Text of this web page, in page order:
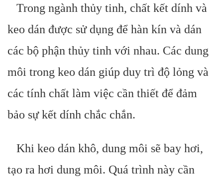
Trong ngành thủy tinh, chất kết dính và
keo dán được sử dụng để hàn kín và dán
các bộ phận thủy tinh với nhau. Các dung
môi trong keo dán giúp duy trì độ lỏng và
các tính chất làm việc cần thiết để đảm
bảo sự kết dính chắc chắn.
Khi keo dán khô, dung môi sẽ bay hơi,
tạo ra hơi dung môi. Quá trình này cần